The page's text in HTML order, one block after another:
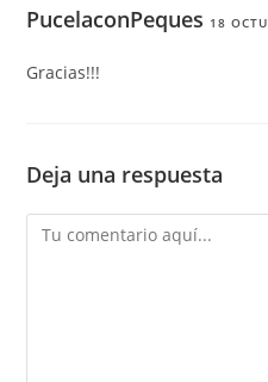
PucelaconPeques 18
Gracias!!!
Deja una respuesta